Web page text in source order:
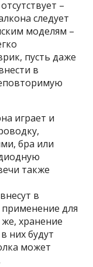
–
следует
моделям –
пусть даже
в
играет и
бра или
также
в
для
хранение
них будут
может